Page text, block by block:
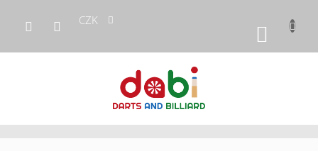
obsah
CZK
KOŠÍK